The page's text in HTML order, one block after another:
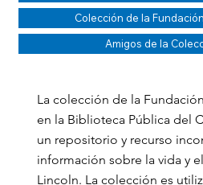
La colección de la
en la Biblioteca Pública del
un repositorio y recurso
información sobre la vida y
Lincoln. La colección es
Colección de la
Amigos de la